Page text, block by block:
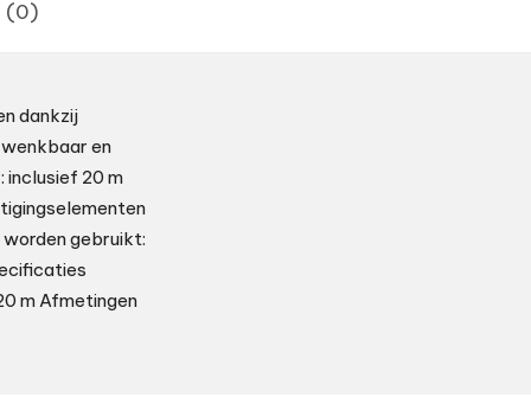
(0)
dankzij
en
inclusief 20 m
gebruikt:
m Afmetingen